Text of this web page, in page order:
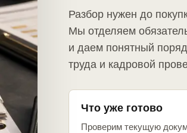
Разбор нужен до
Мы отделяем
и даем понятный
труда и кадровой
Что уже готово
Проверим текущую